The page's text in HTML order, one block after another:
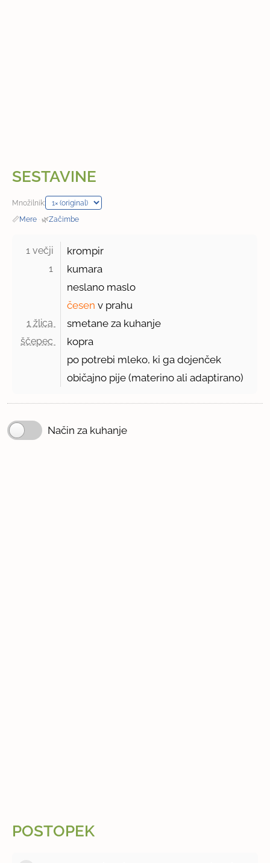
SESTAVINE
Množilnik:
📏Mere · 🌿Začimbe
1 večji krompir
1
kumara
neslano maslo
česen v prahu
1 žlica smetane za kuhanje
ščepec
kopra
po potrebi mleko, ki ga dojenček
običajno pije (materino ali adaptirano)
Način za kuhanje
POSTOPEK